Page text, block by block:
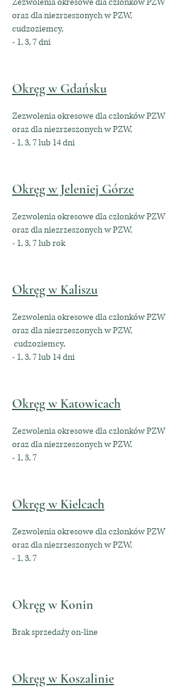
oraz dla niezrzeszonych w PZW,
cudzoziemcy,
- 1, 3, 7 dni
Okręg w Gdańsku
Zezwolenia okresowe dla członków PZW
oraz dla niezrzeszonych w PZW,
- 1, 3, 7 lub 14 dni
Okręg w Jeleniej Górze
Zezwolenia okresowe dla członków PZW
oraz dla niezrzeszonych w PZW,
- 1, 3, 7 lub rok
Okręg w Kaliszu
Zezwolenia okresowe dla członków PZW
oraz dla niezrzeszonych w PZW,
cudzoziemcy,
- 1, 3, 7 lub 14 dni
Okręg w Katowicach
Zezwolenia okresowe dla członków PZW
oraz dla niezrzeszonych w PZW,
- 1, 3, 7
Okręg w Kielcach
Zezwolenia okresowe dla członków PZW
oraz dla niezrzeszonych w PZW,
- 1, 3, 7
Okręg w Konin
Brak sprzedaży on-line
Okręg w Koszalinie